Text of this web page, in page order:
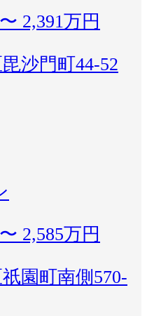
2,391万円
沙門町44-52
2,585万円
園町南側570-